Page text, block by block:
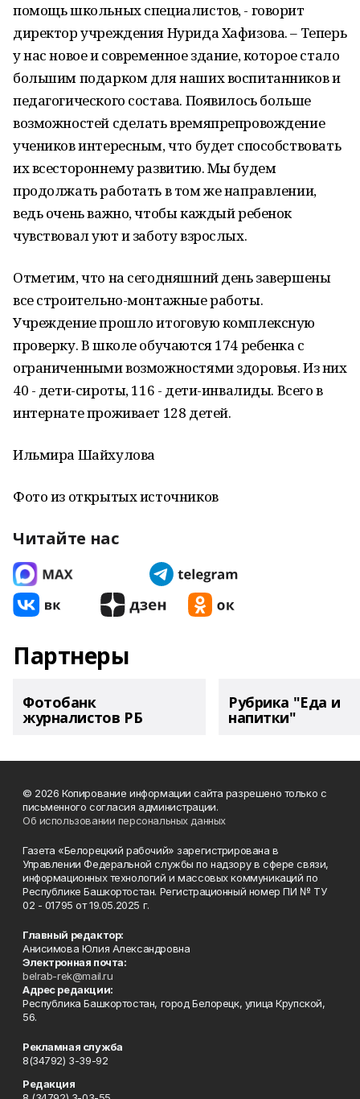
помощь школьных специалистов, - говорит
директор учреждения Нурида Хафизова. – Теперь
у нас новое и современное здание, которое стало
большим подарком для наших воспитанников и
педагогического состава. Появилось больше
возможностей сделать времяпрепровождение
учеников интересным, что будет способствовать
их всестороннему развитию. Мы будем
продолжать работать в том же направлении,
ведь очень важно, чтобы каждый ребенок
чувствовал уют и заботу взрослых.
Отметим, что на сегодняшний день завершены
все строительно-монтажные работы.
Учреждение прошло итоговую комплексную
проверку. В школе обучаются 174 ребенка с
ограниченными возможностями здоровья. Из них
40 - дети-сироты, 116 - дети-инвалиды. Всего в
интернате проживает 128 детей.
Ильмира Шайхулова
Фото из открытых источников
Читайте нас
Партнеры
Фотобанк
журналистов РБ
Рубрика "Еда и
напитки"
© 2026 Копирование информации сайта разрешено только с
письменного согласия администрации.
Об использовании персональных данных
Газета «Белорецкий рабочий» зарегистрирована в
Управлении Федеральной службы по надзору в сфере связи,
информационных технологий и массовых коммуникаций по
Республике Башкортостан. Регистрационный номер ПИ № ТУ
02 - 01795 от 19.05.2025 г.
Главный редактор:
Анисимова Юлия Александровна
Электронная почта:
belrab-rek@mail.ru
Адрес редакции:
Республика Башкортостан, город Белорецк, улица Крупской,
56.
Рекламная служба
8(34792) 3-39-92
Редакция